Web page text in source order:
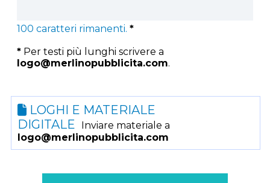
100 caratteri rimanenti. *
* Per testi più lunghi scrivere a
logo@merlinopubblicita.com.
LOGHI E MATERIALE
DIGITALE
Inviare materiale a
logo@merlinopubblicita.com